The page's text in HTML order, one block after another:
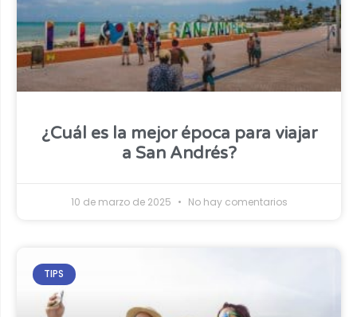
¿Cuál es la mejor época para viajar
a San Andrés?
10 de marzo de 2025 No hay comentarios
TIPS